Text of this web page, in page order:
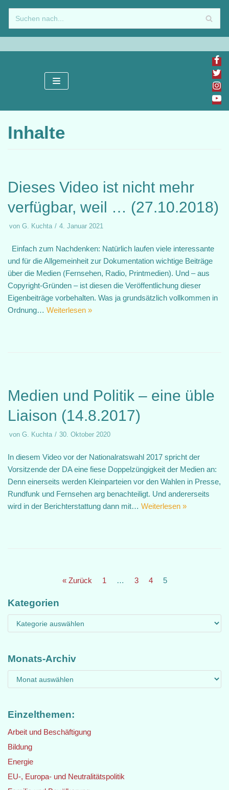
Zum
Inhalt
springen
Inhalte
Dieses Video ist nicht mehr
verfügbar, weil … (27.10.2018)
von G. Kuchta 4. Januar 2021
Einfach zum Nachdenken: Natürlich laufen viele interessante
und für die Allgemeinheit zur Dokumentation wichtige Beiträge
über die Medien (Fernsehen, Radio, Printmedien). Und – aus
Copyright-Gründen – ist diesen die Veröffentlichung dieser
Eigenbeiträge vorbehalten. Was ja grundsätzlich vollkommen in
Ordnung… Weiterlesen »
Medien und Politik – eine üble
Liaison (14.8.2017)
von G. Kuchta 30. Oktober 2020
In diesem Video vor der Nationalratswahl 2017 spricht der
Vorsitzende der DA eine fiese Doppelzüngigkeit der Medien an:
Denn einerseits werden Kleinparteien vor den Wahlen in Presse,
Rundfunk und Fernsehen arg benachteiligt. Und andererseits
wird in der Berichterstattung dann mit… Weiterlesen »
« Zurück 1 … 3 4 5
Kategorien
Monats-Archiv
Einzelthemen:
Arbeit und Beschäftigung
Bildung
Energie
EU-, Europa- und Neutralitätspolitik